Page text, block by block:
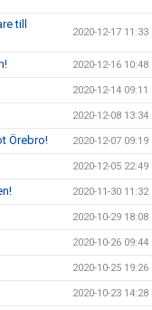
till
2020-12-17 11:33
2020-12-16 10:48
2020-12-14 09:11
2020-12-08 13:34
Örebro! 2020-12-07 09:19
2020-12-05 22:49
2020-11-30 11:32
2020-10-29 18:08
2020-10-26 09:44
2020-10-25 19:26
2020-10-23 14:28